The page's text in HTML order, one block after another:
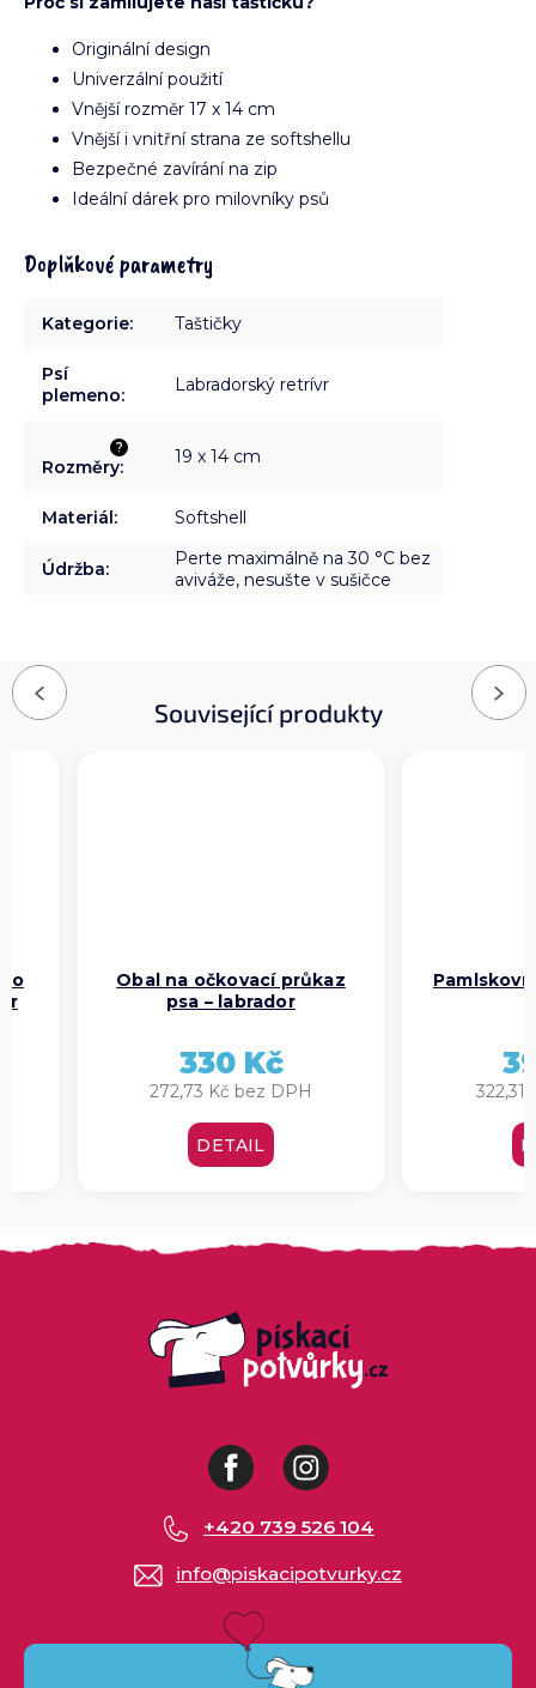
Originální design
Univerzální použití
Vnější rozměr 17 x 14 cm
Vnější i vnitřní strana ze softshellu
Bezpečné zavírání na zip
Ideální dárek pro milovníky psů
Doplňkové parametry
Kategorie: Taštičky
Psí
plemeno: Labradorský retrívr
?
Rozměry: 19 x 14 cm
Materiál: Softshell
Údržba:
Perte maximálně na 30 °C bez
aviváže, nesušte v sušičce
Související produkty
Previous
Obal na očkovací průkaz
psa – labrador
272,73 Kč bez DPH
330 Kč
DETAIL
322,31
Next
FacebookInstagram
info@piskacipotvurky.cz
+420 739 526 104